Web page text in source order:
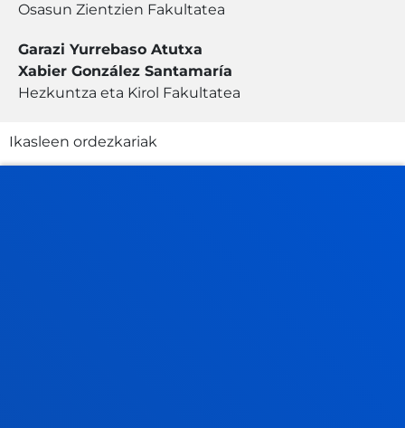
Osasun Zientzien Fakultatea
Garazi Yurrebaso Atutxa
Xabier González Santamaría
Hezkuntza eta Kirol Fakultatea
Ikasleen ordezkariak